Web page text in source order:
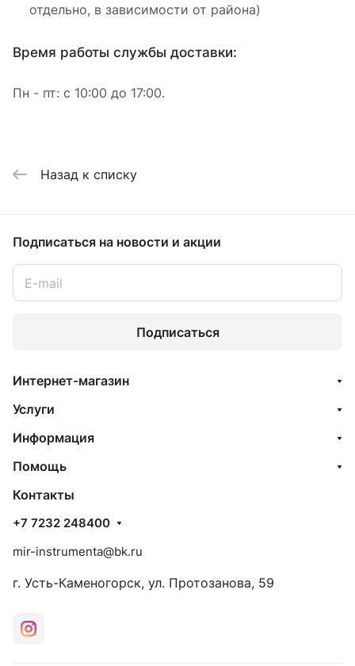
отдельно, в зависимости от района)
Время работы службы доставки:
Пн - пт: с 10:00 до 17:00.
Назад к списку
Подписаться на новости и акции
Подписаться
Интернет-магазин
Услуги
Информация
Помощь
Контакты
+7 7232 248400
mir-instrumenta@bk.ru
г. Усть-Каменогорск, ул. Протозанова, 59